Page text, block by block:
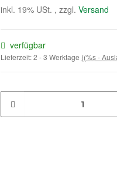
inkl. 19% USt. , zzgl. Versand
verfügbar
Lieferzeit:2 - 3 Werktage ((%s -